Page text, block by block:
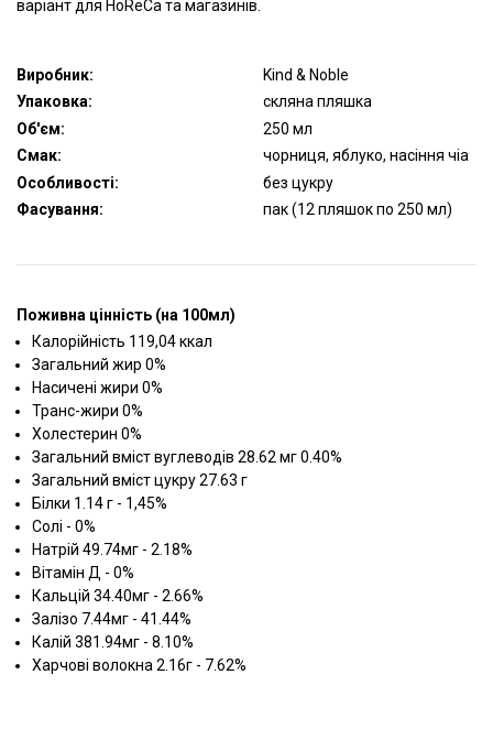
варіант для HoReCa та магазинів.
Виробник:
Kind & Noble
Упаковка:
скляна пляшка
Об'єм:
250 мл
Смак:
чорниця, яблуко, насіння чіа
Особливості:
без цукру
Фасування:
пак (12 пляшок по 250 мл)
Поживна цінність (на 100мл)
Калорійність 119,04 ккал
Загальний жир 0%
Насичені жири 0%
Транс-жири 0%
Холестерин 0%
Загальний вміст вуглеводів 28.62 мг 0.40%
Загальний вміст цукру 27.63 г
Білки 1.14 г - 1,45%
Солі - 0%
Натрій 49.74мг - 2.18%
Вітамін Д - 0%
Кальцій 34.40мг - 2.66%
Залізо 7.44мг - 41.44%
Калій 381.94мг - 8.10%
Харчові волокна 2.16г - 7.62%